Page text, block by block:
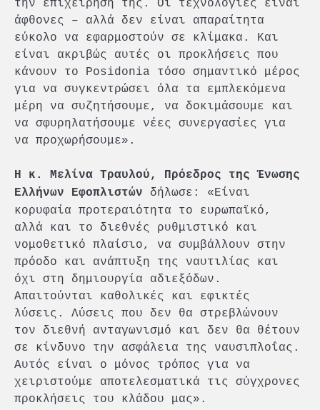
την επιχείρησή της. Οι τεχνολογίες είναι
άφθονες – αλλά δεν είναι απαραίτητα
εύκολο να εφαρμοστούν σε κλίμακα. Και
είναι ακριβώς αυτές οι προκλήσεις που
κάνουν το Posidonia τόσο σημαντικό μέρος
για να συγκεντρώσει όλα τα εμπλεκόμενα
μέρη να συζητήσουμε, να δοκιμάσουμε και
να σφυρηλατήσουμε νέες συνεργασίες για
να προχωρήσουμε».
Η κ. Μελίνα Τραυλού, Πρόεδρος της Ένωσης
Ελλήνων Εφοπλιστών δήλωσε: «Είναι
κορυφαία προτεραιότητα το ευρωπαϊκό,
αλλά και το διεθνές ρυθμιστικό και
νομοθετικό πλαίσιο, να συμβάλλουν στην
πρόοδο και ανάπτυξη της ναυτιλίας και
όχι στη δημιουργία αδιεξόδων.
Απαιτούνται καθολικές και εφικτές
λύσεις. Λύσεις που δεν θα στρεβλώνουν
τον διεθνή ανταγωνισμό και δεν θα θέτουν
σε κίνδυνο την ασφάλεια της ναυσιπλοΐας.
Αυτός είναι ο μόνος τρόπος για να
χειριστούμε αποτελεσματικά τις σύγχρονες
προκλήσεις του κλάδου μας».